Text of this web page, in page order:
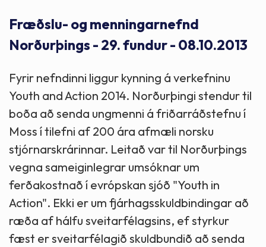
Fræðslu- og menningarnefnd
Norðurþings - 29. fundur - 08.10.2013
Fyrir nefndinni liggur kynning á verkefninu
Youth and Action 2014. Norðurþingi stendur til
boða að senda ungmenni á friðarráðstefnu í
Moss í tilefni af 200 ára afmæli norsku
stjórnarskrárinnar. Leitað var til Norðurþings
vegna sameiginlegrar umsóknar um
ferðakostnað í evrópskan sjóð "Youth in
Action". Ekki er um fjárhagsskuldbindingar að
ræða af hálfu sveitarfélagsins, ef styrkur
fæst er sveitarfélagið skuldbundið að senda